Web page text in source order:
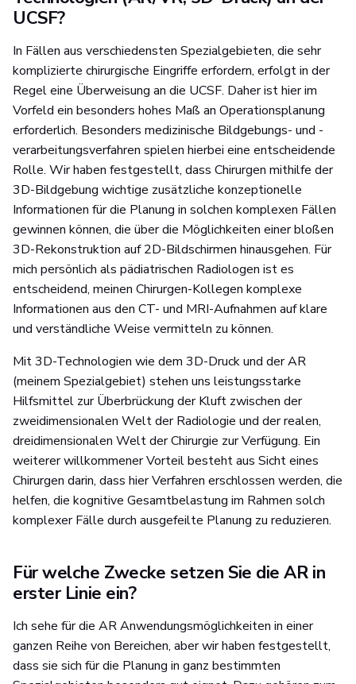
UCSF?
In Fällen aus verschiedensten Spezialgebieten, die sehr
komplizierte chirurgische Eingriffe erfordern, erfolgt in der
Regel eine Überweisung an die UCSF. Daher ist hier im
Vorfeld ein besonders hohes Maß an Operationsplanung
erforderlich. Besonders medizinische Bildgebungs- und -
verarbeitungsverfahren spielen hierbei eine entscheidende
Rolle. Wir haben festgestellt, dass Chirurgen mithilfe der
3D-Bildgebung wichtige zusätzliche konzeptionelle
Informationen für die Planung in solchen komplexen Fällen
gewinnen können, die über die Möglichkeiten einer bloßen
3D-Rekonstruktion auf 2D-Bildschirmen hinausgehen. Für
mich persönlich als pädiatrischen Radiologen ist es
entscheidend, meinen Chirurgen-Kollegen komplexe
Informationen aus den CT- und MRI-Aufnahmen auf klare
und verständliche Weise vermitteln zu können.
Mit 3D-Technologien wie dem 3D-Druck und der AR
(meinem Spezialgebiet) stehen uns leistungsstarke
Hilfsmittel zur Überbrückung der Kluft zwischen der
zweidimensionalen Welt der Radiologie und der realen,
dreidimensionalen Welt der Chirurgie zur Verfügung. Ein
weiterer willkommener Vorteil besteht aus Sicht eines
Chirurgen darin, dass hier Verfahren erschlossen werden, die
helfen, die kognitive Gesamtbelastung im Rahmen solch
komplexer Fälle durch ausgefeilte Planung zu reduzieren.
Für welche Zwecke setzen Sie die AR in
erster Linie ein?
Ich sehe für die AR Anwendungsmöglichkeiten in einer
ganzen Reihe von Bereichen, aber wir haben festgestellt,
dass sie sich für die Planung in ganz bestimmten